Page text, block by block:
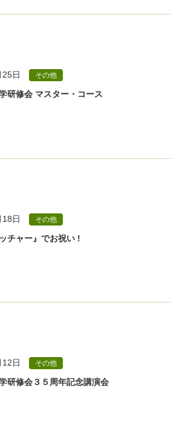
日 その他
研修会 マスター・コース
日 その他
チャー』でお祝い !
日 その他
研修会３５周年記念講演会